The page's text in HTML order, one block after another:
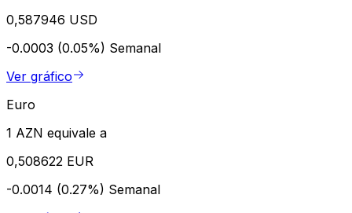
0,587946 USD
-0.0003 (0.05%) Semanal
Ver gráfico
Euro
1 AZN equivale a
0,508622 EUR
-0.0014 (0.27%) Semanal